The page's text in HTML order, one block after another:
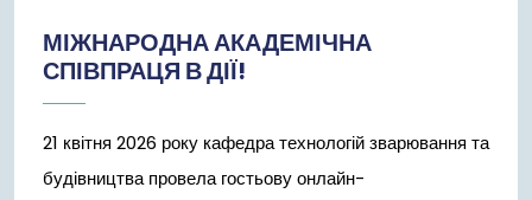
МІЖНАРОДНА АКАДЕМІЧНА
СПІВПРАЦЯ В ДІЇ!
21 квітня 2026 року кафедра технологій зварювання та
будівництва провела гостьову онлайн-